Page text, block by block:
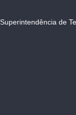
Superintendência de